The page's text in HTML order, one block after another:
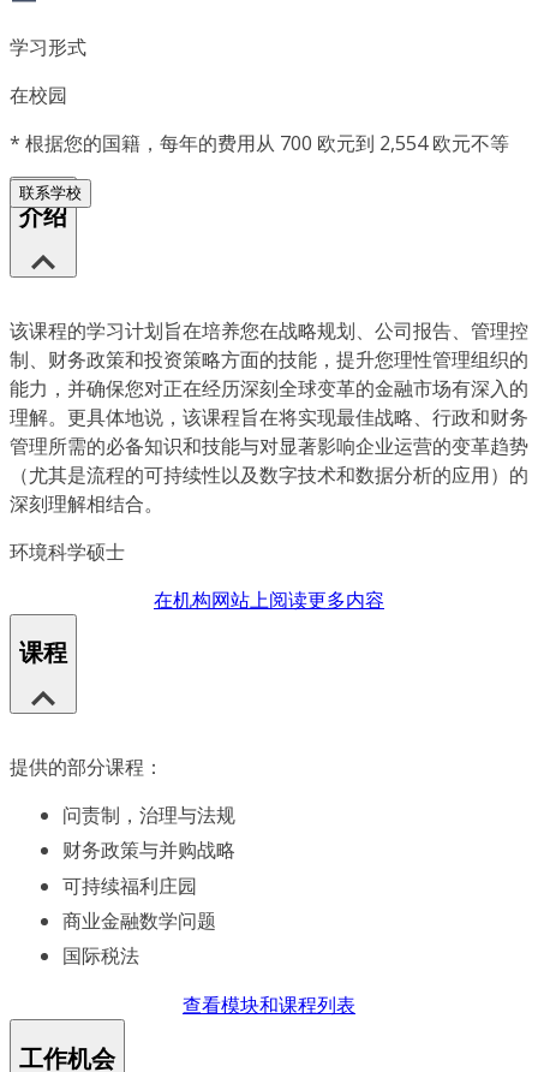
学习形式
在校园
* 根据您的国籍，每年的费用从 700 欧元到 2,554 欧元不等
联系学校
介绍
该课程的学习计划旨在培养您在战略规划、公司报告、管理控
制、财务政策和投资策略方面的技能，提升您理性管理组织的
能力，并确保您对正在经历深刻全球变革的金融市场有深入的
理解。更具体地说，该课程旨在将实现最佳战略、行政和财务
管理所需的必备知识和技能与对显著影响企业运营的变革趋势
（尤其是流程的可持续性以及数字技术和数据分析的应用）的
深刻理解相结合。
环境科学硕士
在机构网站上阅读更多内容
课程
提供的部分课程：
问责制，治理与法规
财务政策与并购战略
可持续福利庄园
商业金融数学问题
国际税法
查看模块和课程列表
工作机会